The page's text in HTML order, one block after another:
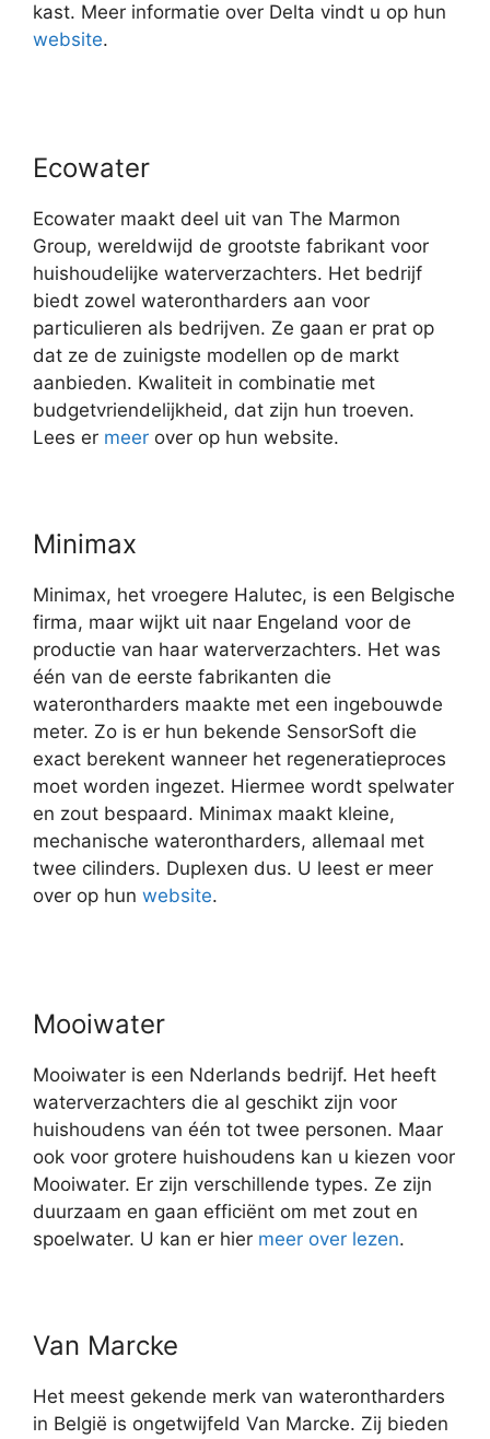
kast. Meer informatie over Delta vindt u op hun
website.
Ecowater
Ecowater maakt deel uit van The Marmon
Group, wereldwijd de grootste fabrikant voor
huishoudelijke waterverzachters. Het bedrijf
biedt zowel waterontharders aan voor
particulieren als bedrijven. Ze gaan er prat op
dat ze de zuinigste modellen op de markt
aanbieden. Kwaliteit in combinatie met
budgetvriendelijkheid, dat zijn hun troeven.
Lees er meer over op hun website.
Minimax
Minimax, het vroegere Halutec, is een Belgische
firma, maar wijkt uit naar Engeland voor de
productie van haar waterverzachters. Het was
één van de eerste fabrikanten die
waterontharders maakte met een ingebouwde
meter. Zo is er hun bekende SensorSoft die
exact berekent wanneer het regeneratieproces
moet worden ingezet. Hiermee wordt spelwater
en zout bespaard. Minimax maakt kleine,
mechanische waterontharders, allemaal met
twee cilinders. Duplexen dus. U leest er meer
over op hun website.
Mooiwater
Mooiwater is een Nderlands bedrijf. Het heeft
waterverzachters die al geschikt zijn voor
huishoudens van één tot twee personen. Maar
ook voor grotere huishoudens kan u kiezen voor
Mooiwater. Er zijn verschillende types. Ze zijn
duurzaam en gaan efficiënt om met zout en
spoelwater. U kan er hier meer over lezen.
Van Marcke
Het meest gekende merk van waterontharders
in België is ongetwijfeld Van Marcke. Zij bieden